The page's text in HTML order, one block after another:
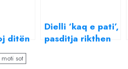
ditën
Dielli ‘kaq e pati’,
pasditja rikthen
moti sot